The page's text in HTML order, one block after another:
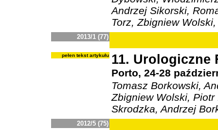
Andrzej Sikorski,
Torz, Zbigniew
2013/1 (77)
pełen tekst artykułu 11. Urologiczne
Porto, 24-28
Tomasz Borkowski,
Zbigniew Wolski, Piotr
Skrodzka, Andrzej
2012/5 (75)